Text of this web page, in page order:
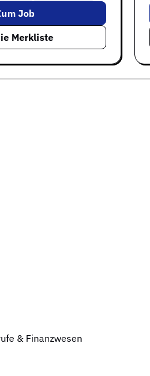
Merkliste
Job
& Finanzwesen